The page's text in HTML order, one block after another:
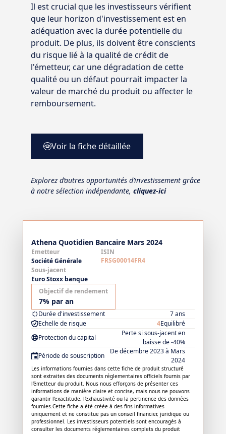
Il est crucial que les investisseurs vérifient
que leur horizon d'investissement est en
adéquation avec la durée potentielle du
produit. De plus, ils doivent être conscients
du risque lié à la qualité de crédit de
l'émetteur, car une dégradation de cette
qualité ou un défaut pourrait impacter la
valeur de marché du produit ou affecter le
remboursement.
Voir la fiche détaillée
Explorez d’autres opportunités d’investissement grâce
à notre sélection indépendante, cliquez-ici
Athena Quotidien Bancaire Mars 2024
Emetteur
Société Générale
ISIN
FRSG00014FR4
Sous-jacent
Euro Stoxx banque
Objectif de rendement
7% par an
Durée d'investissement
7 ans
Echelle de risque
4Equilibré
Protection du capital
Perte si sous-jacent en
baisse de -40%
Période de souscription
De décembre 2023 à Mars
2024
Les informations fournies dans cette fiche de produit structuré
sont extraites des documents réglementaires officiels fournis par
l'émetteur du produit. Nous nous efforçons de présenter ces
informations de manière claire et concise, mais nous ne pouvons
garantir l'exactitude, l'exhaustivité ou la pertinence des données
fournies.Cette fiche a été créée à des fins informatives
uniquement et ne constitue pas un conseil financier, juridique ou
professionnel. Les investisseurs potentiels sont encouragés à
consulter les documents réglementaires complets du produit